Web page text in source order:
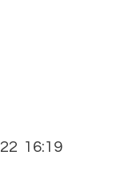
22 16:19